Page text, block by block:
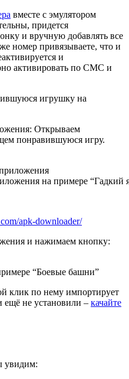
вместе с эмулятором
придется
и вручную добавлять все
номер привязываете, что и
и
активировать по СМС и
игрушку на
Открываем
понравившуюся игру.
на примере “Гадкий
apk-downloader/
и нажимаем кнопку:
“Боевые башни”
клик по нему импортирует
ещё не установили – качайте
увидим: